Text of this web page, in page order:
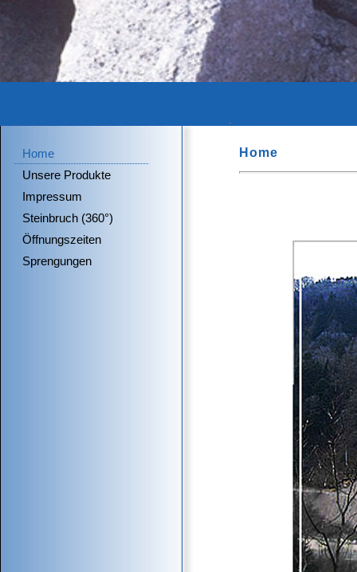
Home
Unsere Produkte
Impressum
Steinbruch (360°)
Öffnungszeiten
Sprengungen
Home